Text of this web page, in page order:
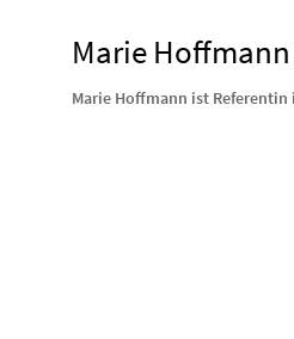
Marie
Marie Hoffmann ist